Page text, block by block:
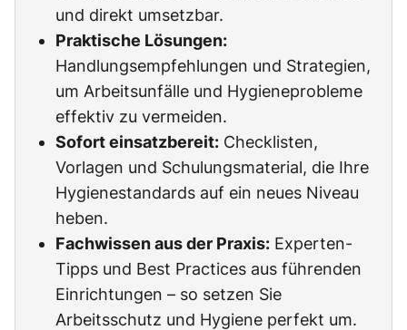
und direkt umsetzbar.
Praktische Lösungen:
Handlungsempfehlungen und Strategien,
um Arbeitsunfälle und Hygieneprobleme
effektiv zu vermeiden.
Sofort einsatzbereit: Checklisten,
Vorlagen und Schulungsmaterial, die Ihre
Hygienestandards auf ein neues Niveau
heben.
Fachwissen aus der Praxis: Experten-
Tipps und Best Practices aus führenden
Einrichtungen – so setzen Sie
Arbeitsschutz und Hygiene perfekt um.